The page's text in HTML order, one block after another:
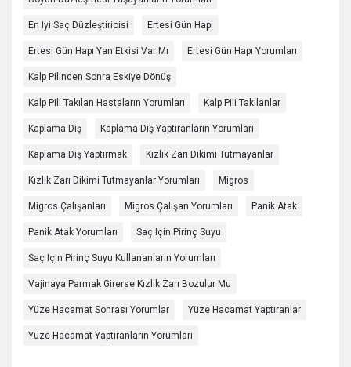
En Iyi Saç Düzleştiricisi Ertesi Gün Hapı
Ertesi Gün Hapı Yan Etkisi Var Mı Ertesi Gün Hapı Yorumları
Kalp Pilinden Sonra Eskiye Dönüş
Kalp Pili Takılan Hastaların Yorumları Kalp Pili Takılanlar
Kaplama Diş Kaplama Diş Yaptıranların Yorumları
Kaplama Diş Yaptırmak Kızlık Zarı Dikimi Tutmayanlar
Kızlık Zarı Dikimi Tutmayanlar Yorumları Migros
Migros Çalışanları Migros Çalışan Yorumları Panik Atak
Panik Atak Yorumları Saç Için Pirinç Suyu
Saç Için Pirinç Suyu Kullananların Yorumları
Vajinaya Parmak Girerse Kızlık Zarı Bozulur Mu
Yüze Hacamat Sonrası Yorumlar Yüze Hacamat Yaptıranlar
Yüze Hacamat Yaptıranların Yorumları